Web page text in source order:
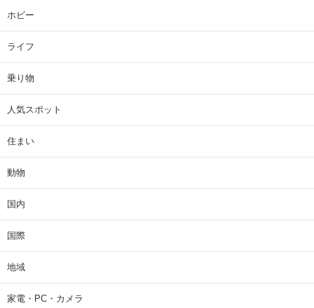
ホビー
ライフ
乗り物
人気スポット
住まい
動物
国内
国際
地域
家電・PC・カメラ